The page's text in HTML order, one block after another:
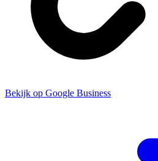
Bekijk op Google Business